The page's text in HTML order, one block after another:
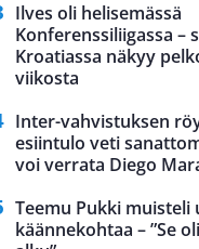
Ilves oli helisemässä
Konferenssiliigassa –
Kroatiassa näkyy
viikosta
Inter-vahvistuksen
esiintulo veti
voi verrata Diego
Teemu Pukki muisteli
käännekohtaa – ”Se